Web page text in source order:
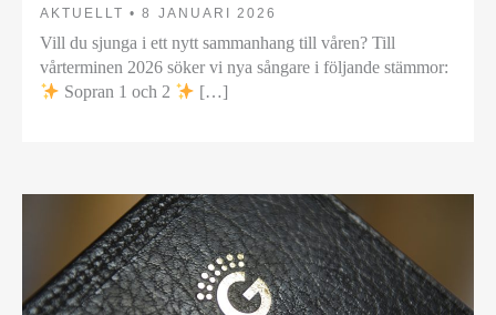
AKTUELLT • 8 JANUARI 2026
Vill du sjunga i ett nytt sammanhang till våren? Till
vårterminen 2026 söker vi nya sångare i följande stämmor:
Sopran 1 och 2
[…]